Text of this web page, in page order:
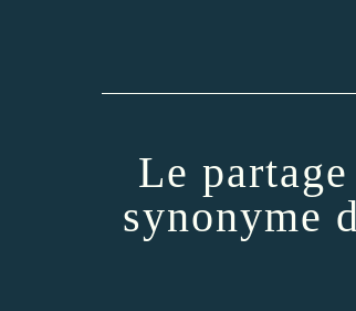
Le
synonyme